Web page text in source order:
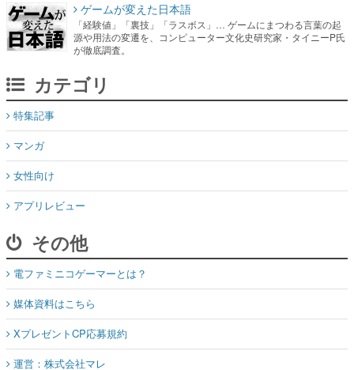
ゲームが変えた日本語
「経験値」「裏技」「ラスボス」… ゲームにまつわる言葉の起
源や用法の変遷を、コンピューター文化史研究家・タイニーP氏
が徹底調査。
カテゴリ
特集記事
マンガ
女性向け
アプリレビュー
その他
電ファミニコゲーマーとは？
媒体資料はこちら
XプレゼントCP応募規約
運営：株式会社マレ